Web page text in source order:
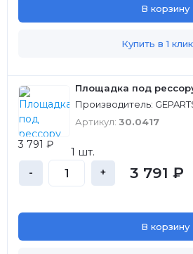
В корзину
Купить в 1 клик
Площадка под
Производитель:
Артикул: 30.0417
3 791 ₽
1 шт.
- + 3 791 ₽
В корзину